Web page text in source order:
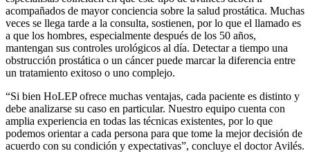
acompañados de mayor conciencia sobre la salud prostática. Muchas
veces se llega tarde a la consulta, sostienen, por lo que el llamado es
a que los hombres, especialmente después de los 50 años,
mantengan sus controles urológicos al día. Detectar a tiempo una
obstrucción prostática o un cáncer puede marcar la diferencia entre
un tratamiento exitoso o uno complejo.
“Si bien HoLEP ofrece muchas ventajas, cada paciente es distinto y
debe analizarse su caso en particular. Nuestro equipo cuenta con
amplia experiencia en todas las técnicas existentes, por lo que
podemos orientar a cada persona para que tome la mejor decisión de
acuerdo con su condición y expectativas”, concluye el doctor Avilés.